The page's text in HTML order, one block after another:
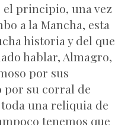
el principio, una vez
a la Mancha, esta
historia y del que
hablar, Almagro,
por sus
por su corral de
una reliquia de
tenemos que